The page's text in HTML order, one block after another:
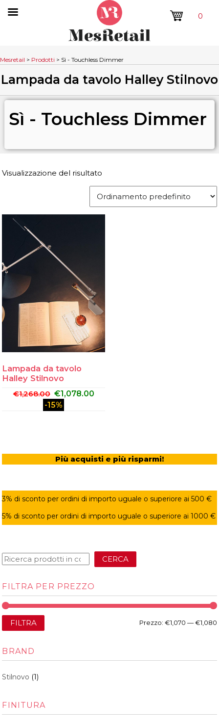
0
Mesretail > Prodotti > Sì - Touchless Dimmer
Lampada da tavolo Halley Stilnovo
Sì - Touchless Dimmer
Visualizzazione del risultato
Lampada da tavolo
Halley Stilnovo
€1,268.00 €1,078.00
-15%
Più acquisti e più risparmi!
3% di sconto per ordini di importo uguale o superiore ai 500 €
5% di sconto per ordini di importo uguale o superiore ai 1000 €
CERCA
FILTRA PER PREZZO
FILTRA Prezzo: €1,070 —€1,080
BRAND
Stilnovo (1)
FINITURA